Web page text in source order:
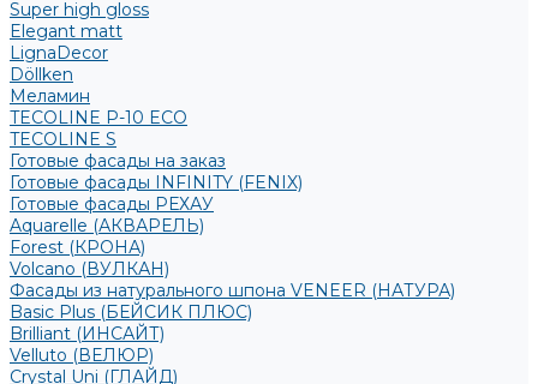
Super high gloss
Elegant matt
LignaDecor
Döllken
Меламин
TECOLINE P-10 ECO
TECOLINE S
Готовые фасады на заказ
Готовые фасады INFINITY (FENIX)
Готовые фасады РЕХАУ
Aquarelle (АКВАРЕЛЬ)
Forest (КРОНА)
Volcano (ВУЛКАН)
Фасады из натурального шпона VENEER (НАТУРА)
Basic Plus (БЕЙСИК ПЛЮС)
Brilliant (ИНСАЙТ)
Velluto (ВЕЛЮР)
Crystal Uni (ГЛАЙД)